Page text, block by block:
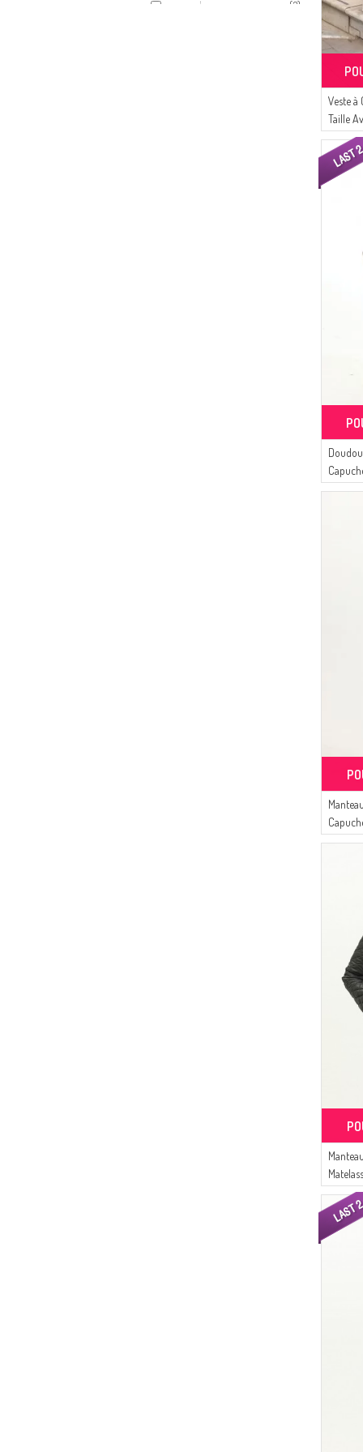
ZEMHERİ
(3)
Veste à
Taille
01 Noire
6134-
5058-